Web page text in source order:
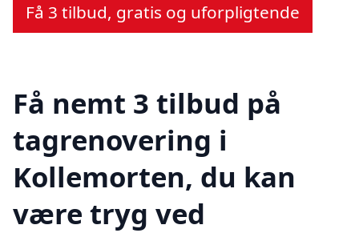
Få 3 tilbud, gratis og uforpligtende
Få nemt 3 tilbud på
tagrenovering i
Kollemorten, du kan
være tryg ved